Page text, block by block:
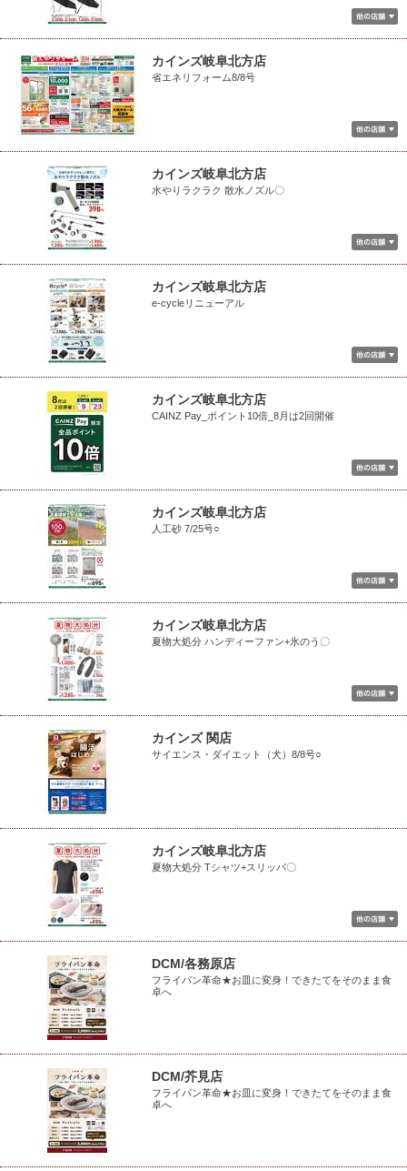
カインズ岐阜北方店
省エネリフォーム8/8号
カインズ岐阜北方店
水やりラクラク 散水ノズル〇
カインズ岐阜北方店
e-cycleリニューアル
カインズ岐阜北方店
CAINZ Pay_ポイント10倍_8月は2回開催
カインズ岐阜北方店
人工砂 7/25号○
カインズ岐阜北方店
夏物大処分 ハンディーファン+氷のう〇
カインズ 関店
サイエンス・ダイエット（犬）8/8号○
カインズ岐阜北方店
夏物大処分 Tシャツ+スリッパ〇
DCM/各務原店
フライパン革命★お皿に変身！できたてをそのまま食
卓へ
DCM/芥見店
フライパン革命★お皿に変身！できたてをそのまま食
卓へ